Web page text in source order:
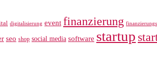
digitalisierung event finanzierung
seo shop social media software startup